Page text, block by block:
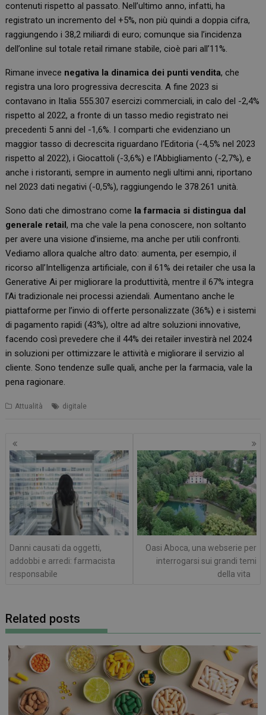
contenuti rispetto al passato. Nell’ultimo anno, infatti, ha
registrato un incremento del +5%, non più quindi a doppia cifra,
raggiungendo i 38,2 miliardi di euro; comunque sia l’incidenza
dell’online sul totale retail rimane stabile, cioè pari all’11%.
Rimane invece negativa la dinamica dei punti vendita, che
registra una loro progressiva decrescita. A fine 2023 si
contavano in Italia 555.307 esercizi commerciali, in calo del -2,4%
rispetto al 2022, a fronte di un tasso medio registrato nei
precedenti 5 anni del -1,6%. I comparti che evidenziano un
maggior tasso di decrescita riguardano l’Editoria (-4,5% nel 2023
rispetto al 2022), i Giocattoli (-3,6%) e l’Abbigliamento (-2,7%), e
anche i ristoranti, sempre in aumento negli ultimi anni, riportano
nel 2023 dati negativi (-0,5%), raggiungendo le 378.261 unità.
Sono dati che dimostrano come la farmacia si distingua dal
generale retail, ma che vale la pena conoscere, non soltanto
per avere una visione d’insieme, ma anche per utili confronti.
Vediamo allora qualche altro dato: aumenta, per esempio, il
ricorso all’Intelligenza artificiale, con il 61% dei retailer che usa la
Generative Ai per migliorare la produttività, mentre il 67% integra
l’Ai tradizionale nei processi aziendali. Aumentano anche le
piattaforme per l’invio di offerte personalizzate (36%) e i sistemi
di pagamento rapidi (43%), oltre ad altre soluzioni innovative,
facendo così prevedere che il 44% dei retailer investirà nel 2024
in soluzioni per ottimizzare le attività e migliorare il servizio al
cliente. Sono tendenze sulle quali, anche per la farmacia, vale la
pena ragionare.
Attualità digitale
Navigazione
articoli
Danni causati da oggetti,
addobbi e arredi: farmacista
responsabile
Oasi Aboca, una webserie per
interrogarsi sui grandi temi
della vita
Related posts